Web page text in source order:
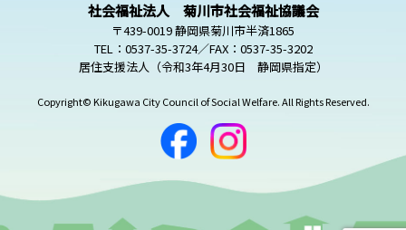
社会福祉法人 菊川市社会福祉協議会
〒439-0019 静岡県菊川市半済1865
TEL：0537-35-3724／FAX：0537-35-3202
居住支援法人（令和3年4月30日 静岡県指定）
Copyright© Kikugawa City Council of Social Welfare. All Rights Reserved.